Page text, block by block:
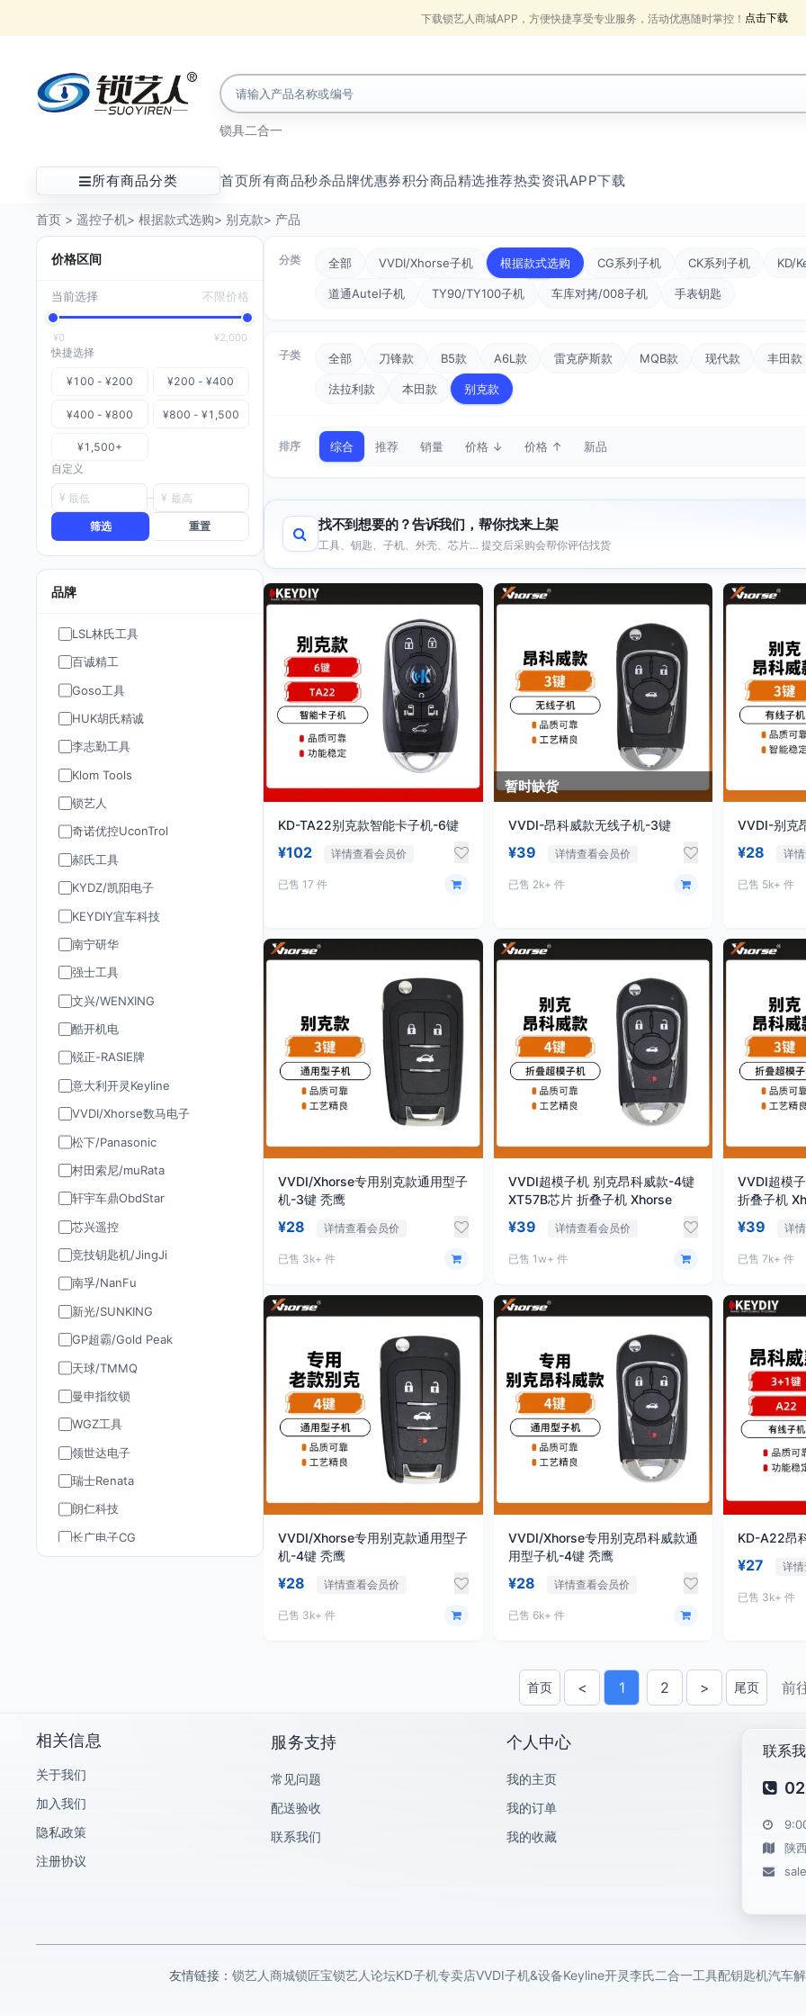
下载锁艺人商城APP，方便快捷享受专业服务，活动优惠随时掌控！ 点击下载
锁具二合一
所有商品分类 首页所有商品秒杀品牌优惠券积分商品精选推荐热卖资讯APP下载
首页 > 遥控子机> 根据款式选购> 别克款> 产品
价格区间
当前选择 不限价格
¥0 ¥2,000
快捷选择
¥100 - ¥200 ¥200 - ¥400
¥400 - ¥800 ¥800 - ¥1,500
¥1,500+
自定义
¥ ¥
筛选 重置
品牌
LSL林氏工具
百诚精工
Goso工具
HUK胡氏精诚
李志勤工具
Klom Tools
锁艺人
奇诺优控UconTrol
郝氏工具
KYDZ/凯阳电子
KEYDIY宜车科技
南宁研华
强士工具
文兴/WENXING
酷开机电
锐正-RASIE牌
意大利开灵Keyline
VVDI/Xhorse数马电子
松下/Panasonic
村田索尼/muRata
轩宇车鼎ObdStar
芯兴遥控
竞技钥匙机/JingJi
南孚/NanFu
新光/SUNKING
GP超霸/Gold Peak
天球/TMMQ
曼申指纹锁
WGZ工具
领世达电子
瑞士Renata
朗仁科技
长广电子CG
科桔
分类 全部 VVDI/Xhorse子机 根据款式选购 CG系列子机 CK系列子机 KD/
道通Autel子机 TY90/TY100子机 车库对拷/008子机 手表钥匙
子类 全部 刀锋款 B5款 A6L款 雷克萨斯款 MQB款 现代款 丰田款
法拉利款 本田款 别克款
排序 综合 推荐 销量 价格 ↓ 价格 ↑ 新品
找不到想要的？告诉我们，帮你找来上架
工具、钥匙、子机、外壳、芯片… 提交后采购会帮你评估找货
KD-TA22别克款智能卡子机-6键
¥102 详情查看会员价
已售 17 件
暂时缺货
VVDI-昂科威款无线子机-3键
¥39 详情查看会员价
已售 2k+ 件
VVDI-别克
¥28 详
已售 5k+ 件
VVDI/Xhorse专用别克款通用型子
机-3键 秃鹰
¥28 详情查看会员价
已售 3k+ 件
VVDI超模子机 别克昂科威款-4键
XT57B芯片 折叠子机 Xhorse
¥39 详情查看会员价
已售 1w+ 件
VVDI超模
折叠子机
¥39 详
已售 7k+ 件
VVDI/Xhorse专用别克款通用型子
机-4键 秃鹰
¥28 详情查看会员价
已售 3k+ 件
VVDI/Xhorse专用别克昂科威款通
用型子机-4键 秃鹰
¥28 详情查看会员价
已售 6k+ 件
KD-A22昂
¥27 详
已售 3k+ 件
首页
上一页
< 1 2
下一页
> 尾页 前
相关信息
关于我们
加入我们
隐私政策
注册协议
服务支持
常见问题
配送验收
联系我们
个人中心
我的主页
我的订单
我的收藏
联系
陕
友情链接： 锁艺人商城锁匠宝锁艺人论坛KD子机专卖店VVDI子机&设备Keyline开灵李氏二合一工具配钥匙机汽车